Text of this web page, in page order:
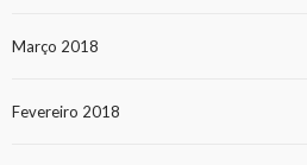
Março 2018
Fevereiro 2018